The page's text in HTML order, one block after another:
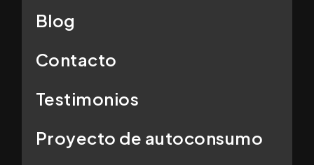
Blog
Contacto
Testimonios
Proyecto de autoconsumo